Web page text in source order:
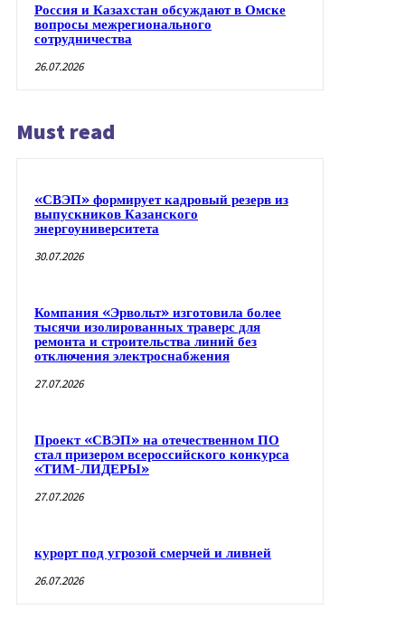
Россия и Казахстан обсуждают в Омске
вопросы межрегионального
сотрудничества
26.07.2026
Must read
«СВЭП» формирует кадровый резерв из
выпускников Казанского
энергоуниверситета
30.07.2026
Компания «Эрвольт» изготовила более
тысячи изолированных траверс для
ремонта и строительства линий без
отключения электроснабжения
27.07.2026
Проект «СВЭП» на отечественном ПО
стал призером всероссийского конкурса
«ТИМ-ЛИДЕРЫ»
27.07.2026
курорт под угрозой смерчей и ливней
26.07.2026